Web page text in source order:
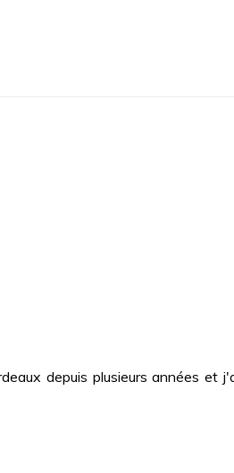
depuis plusieurs années